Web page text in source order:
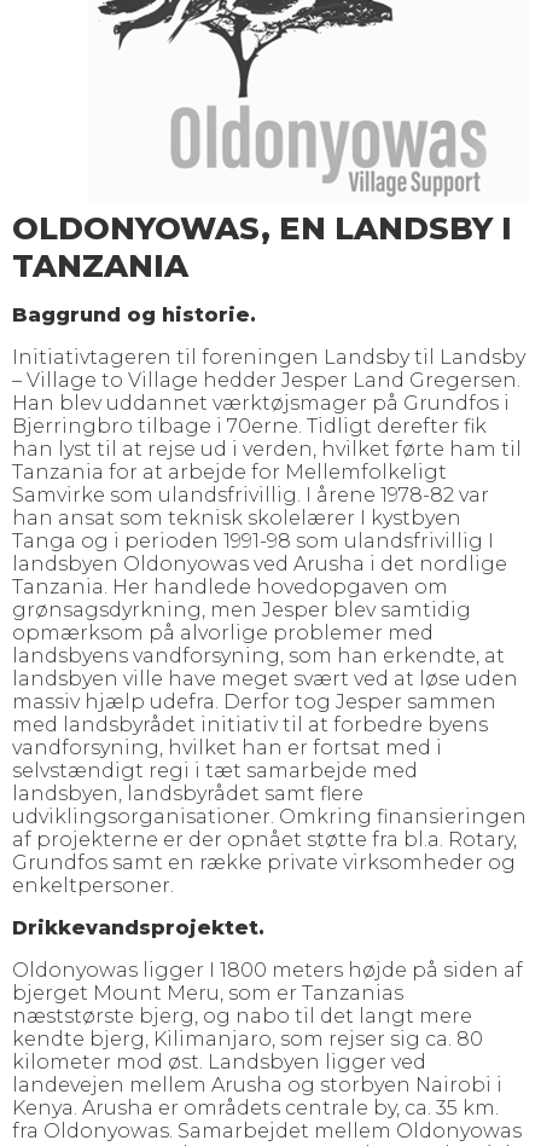
OLDONYOWAS, EN LANDSBY I
TANZANIA
Baggrund og historie.
Initiativtageren til foreningen Landsby til Landsby
– Village to Village hedder Jesper Land Gregersen.
Han blev uddannet værktøjsmager på Grundfos i
Bjerringbro tilbage i 70erne. Tidligt derefter fik
han lyst til at rejse ud i verden, hvilket førte ham til
Tanzania for at arbejde for Mellemfolkeligt
Samvirke som ulandsfrivillig. I årene 1978-82 var
han ansat som teknisk skolelærer I kystbyen
Tanga og i perioden 1991-98 som ulandsfrivillig I
landsbyen Oldonyowas ved Arusha i det nordlige
Tanzania. Her handlede hovedopgaven om
grønsagsdyrkning, men Jesper blev samtidig
opmærksom på alvorlige problemer med
landsbyens vandforsyning, som han erkendte, at
landsbyen ville have meget svært ved at løse uden
massiv hjælp udefra. Derfor tog Jesper sammen
med landsbyrådet initiativ til at forbedre byens
vandforsyning, hvilket han er fortsat med i
selvstændigt regi i tæt samarbejde med
landsbyen, landsbyrådet samt flere
udviklingsorganisationer. Omkring finansieringen
af projekterne er der opnået støtte fra bl.a. Rotary,
Grundfos samt en række private virksomheder og
enkeltpersoner.
Drikkevandsprojektet.
Oldonyowas ligger I 1800 meters højde på siden af
bjerget Mount Meru, som er Tanzanias
næststørste bjerg, og nabo til det langt mere
kendte bjerg, Kilimanjaro, som rejser sig ca. 80
kilometer mod øst. Landsbyen ligger ved
landevejen mellem Arusha og storbyen Nairobi i
Kenya. Arusha er områdets centrale by, ca. 35 km.
fra Oldonyowas. Samarbejdet mellem Oldonyowas